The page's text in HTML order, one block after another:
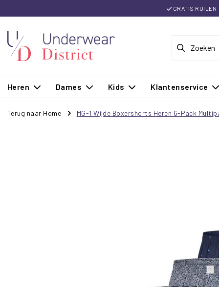
GRATIS RUILEN
Heren Dames Kids Klantenservice
Terug naar Home MG-1 Wijde Boxershorts Heren 6-Pack